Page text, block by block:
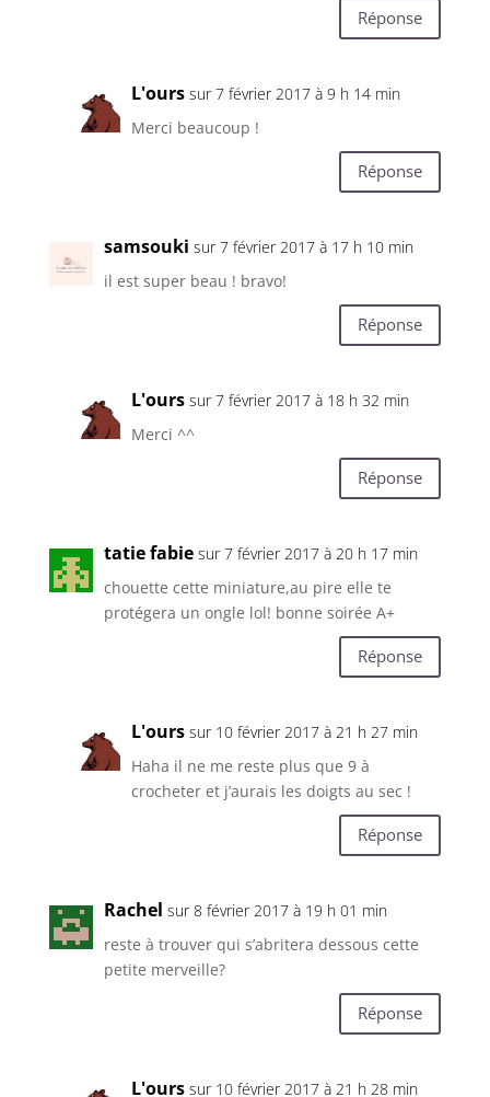
Réponse
L'ours sur 7 février 2017 à 9 h 14 min
Merci beaucoup !
Réponse
samsouki sur 7 février 2017 à 17 h 10 min
il est super beau ! bravo!
Réponse
L'ours sur 7 février 2017 à 18 h 32 min
Merci ^^
Réponse
tatie fabie sur 7 février 2017 à 20 h 17 min
chouette cette miniature,au pire elle te
protégera un ongle lol! bonne soirée A+
Réponse
L'ours sur 10 février 2017 à 21 h 27 min
Haha il ne me reste plus que 9 à
crocheter et j’aurais les doigts au sec !
Réponse
Rachel sur 8 février 2017 à 19 h 01 min
reste à trouver qui s’abritera dessous cette
petite merveille?
Réponse
L'ours sur 10 février 2017 à 21 h 28 min